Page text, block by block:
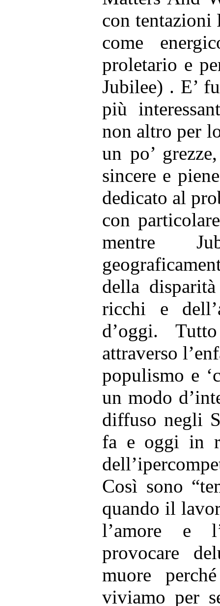
con
come
proletario e
Jubilee) . E’
più
non altro per
un po’
sincere e
dedicato al
con
mentre
della
ricchi e
d’oggi.
attraverso
populismo e
un modo
diffuso negli
fa e oggi in
Così sono
quando il
l’amore e
provocare
muore
viviamo per